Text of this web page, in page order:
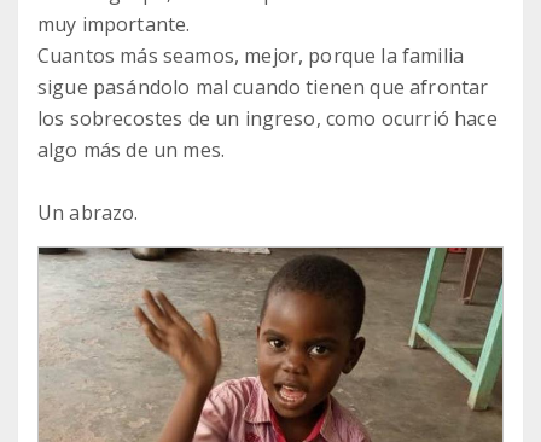
muy importante.
Cuantos más seamos, mejor, porque la familia
sigue pasándolo mal cuando tienen que afrontar
los sobrecostes de un ingreso, como ocurrió hace
algo más de un mes.
Un abrazo.